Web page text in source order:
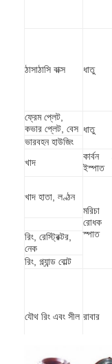
ঠাসাঠাসি বাক্স ধাতু
ফ্রেম প্লেট,
কভার প্লেট, বেস ধাতু
ভারবহন হাউজিং
খাদ
কার্বন
ইস্পাত
খাদ হাতা, লণ্ঠন
মরিচা
রোধক
স্পাত
রিং, রেস্ট্রিক্টর,
নেক
রিং, গ্ল্যান্ড বোল্ট
যৌথ রিং এবং সীল রাবার